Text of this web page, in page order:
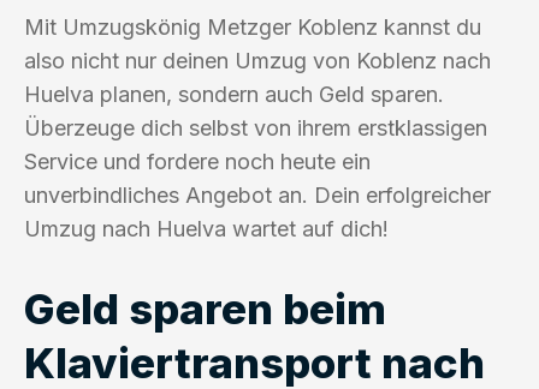
Mit Umzugskönig Metzger Koblenz kannst du
also nicht nur deinen Umzug von Koblenz nach
Huelva planen, sondern auch Geld sparen.
Überzeuge dich selbst von ihrem erstklassigen
Service und fordere noch heute ein
unverbindliches Angebot an. Dein erfolgreicher
Umzug nach Huelva wartet auf dich!
Geld sparen beim
Klaviertransport nach